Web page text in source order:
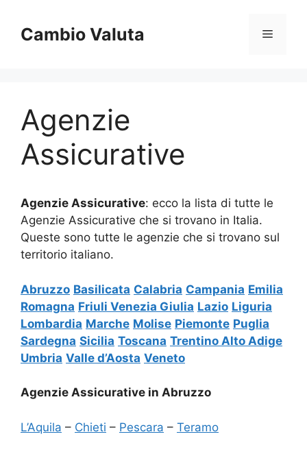
contenuto
Cambio Valuta Menu
Agenzie
Assicurative
Agenzie Assicurative: ecco la lista di tutte le
Agenzie Assicurative che si trovano in Italia.
Queste sono tutte le agenzie che si trovano sul
territorio italiano.
Abruzzo Basilicata Calabria Campania Emilia
Romagna Friuli Venezia Giulia Lazio Liguria
Lombardia Marche Molise Piemonte Puglia
Sardegna Sicilia Toscana Trentino Alto Adige
Umbria Valle d’Aosta Veneto
Agenzie Assicurative in Abruzzo
L’Aquila – Chieti – Pescara – Teramo